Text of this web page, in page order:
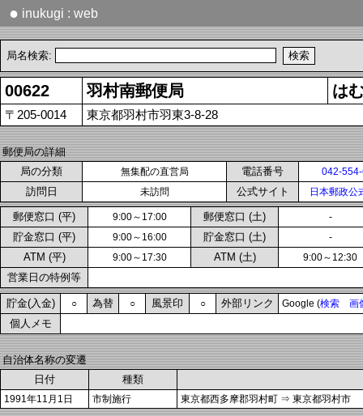
● inukugi : web
局名検索:
00622 羽村南郵便局 は
〒205-0014 東京都羽村市羽東3-8-28
郵便局の詳細
局の分類
無集配の直営局 電話番号 042-
訪問日 未訪問 公式サイト 日本郵政公
郵便窓口 (平) 9:00～17:00 郵便窓口 (土) -
貯金窓口 (平) 9:00～16:00 貯金窓口 (土) -
ATM (平) 9:00～17:30 ATM (土) 9:00～12:30
営業日の特例等
貯金(入金) ○ 為替 ○ 風景印 ○ 外部リンク Google (検索 画
個人メモ
自治体名称の変遷
日付
種類
1991年11月1日 市制施行 東京都西多摩郡羽村町 ⇒ 東京都羽村市